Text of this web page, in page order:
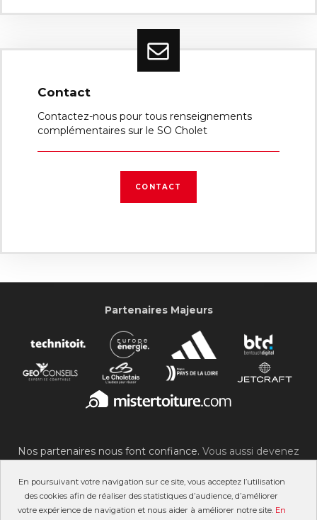
En poursuivant votre navigation sur ce site, vous acceptez l’utilisation
des cookies afin de réaliser des statistiques d’audience, d’améliorer
votre expérience de navigation et nous aider à améliorer notre site. En
Contact
Contactez-nous pour tous renseignements
complémentaires sur le SO Cholet
CONTACT
Partenaires Majeurs
Nos partenaires nous font confiance. Vous aussi devenez